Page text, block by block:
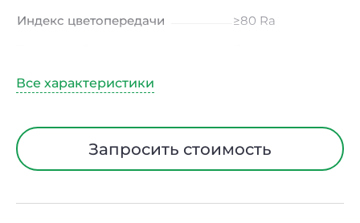
Индекс цветопередачи
≥80 Ra
Угол рассеивания
Диапазон рабочих
температур
Материал корпуса
Поликарбонат
Запросить стоимость